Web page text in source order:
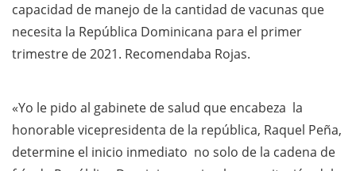
capacidad de manejo de la cantidad de vacunas que
necesita la República Dominicana para el primer
trimestre de 2021. Recomendaba Rojas.
«Yo le pido al gabinete de salud que encabeza la
honorable vicepresidenta de la república, Raquel Peña,
determine el inicio inmediato no solo de la cadena de